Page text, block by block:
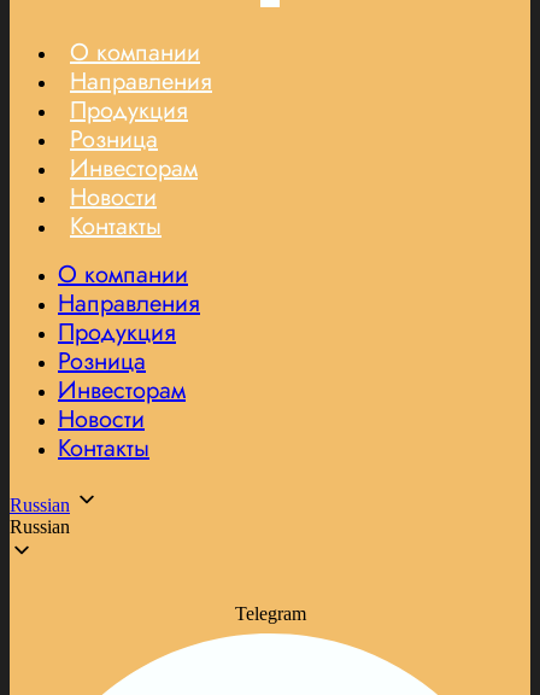
О компании
Направления
Продукция
Розница
Инвесторам
Новости
Контакты
О компании
Направления
Продукция
Розница
Инвесторам
Новости
Контакты
Russian
Russian
Telegram